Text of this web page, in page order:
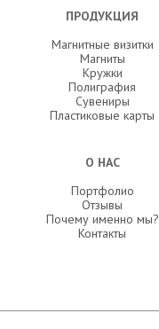
ПРОДУКЦИЯ
Магнитные визитки
Магниты
Кружки
Полиграфия
Сувениры
Пластиковые карты
О НАС
Портфолио
Отзывы
Почему именно мы?
Контакты